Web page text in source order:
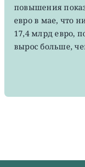
повышения
евро в мае, что
17,4 млрд евро,
вырос больше,